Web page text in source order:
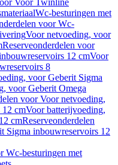
Voor Twinline
Wc-besturingen met
voor Wc-
Voor netvoeding, voor
Reserveonderdelen voor
12 cmVoor
8
voor Geberit Sigma
voor Geberit Omega
voor Voor netvoeding,
12 cmVoor batterijvoeding,
cmReserveonderdelen
Sigma inbouwreservoirs 12
Wc-besturingen met